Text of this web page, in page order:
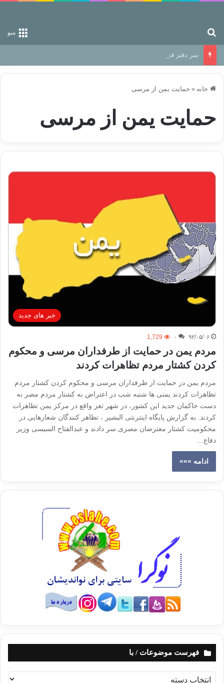
منو
سر دفتر فساد در زمین‌، دوری وکناره‌گیری از راه خداست‌!
خانه » حمایت یمن از مرسی
حمایت یمن از مرسی
خبر های جدید
۹۲/۰۵/۰۶ ۰ 1,729
مردم یمن در حمایت از طرفداران مرسی و محکوم
کردن کشتار مردم تظاهرات کردند
مردم یمن در حمایت از طرفداران مرسی و محکوم کردن کشتار مردم
تظاهرات کردند یمنی ها شنبه شب در اعتراض به کشتار مردم مصر به
دست حاکمان جدید این کشور، در شهر تعز واقع در مرکز یمن تظاهرات
کردند. به گزارش پایگاه اینترنتی البشیر ، تظاهر کنندگان شعارهایی در
محکومیت کشتار معترضان مصری سر دادند و عبدالفتاح السیسی وزیر
دفاع…
ادامه »»»
فهرست موضوعات / با